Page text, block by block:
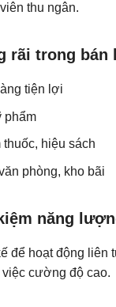
thu ngân.
rãi trong bán
tiện lợi
phẩm
hiệu sách
phòng, kho bãi
năng
để hoạt động liên
cường độ cao.